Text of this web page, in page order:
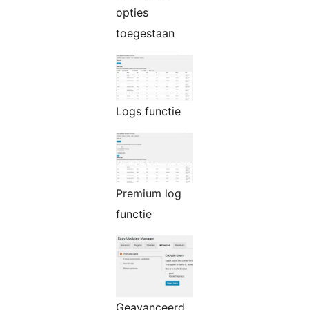
opties
toegestaan
Logs functie
Premium log
functie